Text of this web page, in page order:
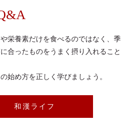
栄養素だけを食べるのではなく、季
合ったものをうまく摂り入れること
始め方を正しく学びましょう。
和漢ライフ